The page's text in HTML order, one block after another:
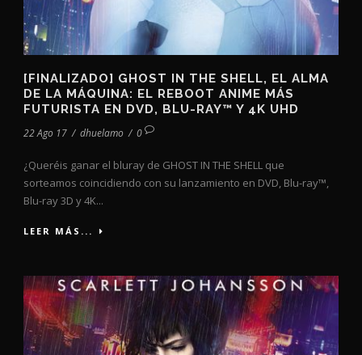
[FINALIZADO] GHOST IN THE SHELL, EL ALMA
DE LA MÁQUINA: EL REBOOT ANIME MÁS
FUTURISTA EN DVD, BLU-RAY™ Y 4K UHD
22 Ago 17 / dhuelamo / 0
¿Queréis ganar el bluray de GHOST IN THE SHELL que
sorteamos coincidiendo con su lanzamiento en DVD, Blu-ray™,
Blu-ray 3D y 4K...
LEER MÁS...